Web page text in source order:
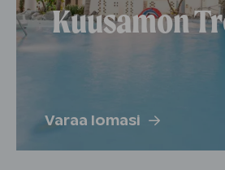
Kuusamon
Varaa lomasi